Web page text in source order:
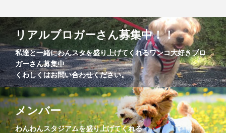
リアルブロガーさん募集中！！
私達と一緒にわんスタを盛り上げてくれるワンコ大好きブロ
ガーさん募集中
くわしくはお問い合わせください。
メンバー
わんわんスタジアムを盛り上げてくれる